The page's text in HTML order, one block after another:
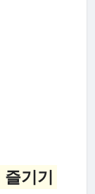
즐기기